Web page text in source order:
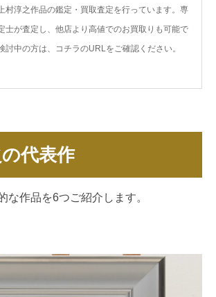
村淳之作品の鑑定・買取査定を行っています。専
士が査定し、他店より高値でのお買取りも可能で
討中の方は、コチラのURLをご確認ください。
代表作
な作品を6つご紹介します。